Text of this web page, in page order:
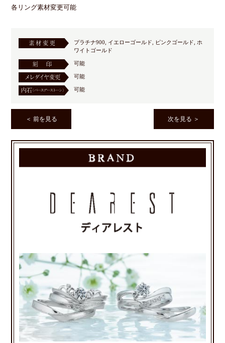
各リング素材変更可能
プラチナ900, イエローゴールド, ピンクゴールド, ホ
ワイトゴールド
可能
可能
可能
＜ 前を見る 次を見る ＞